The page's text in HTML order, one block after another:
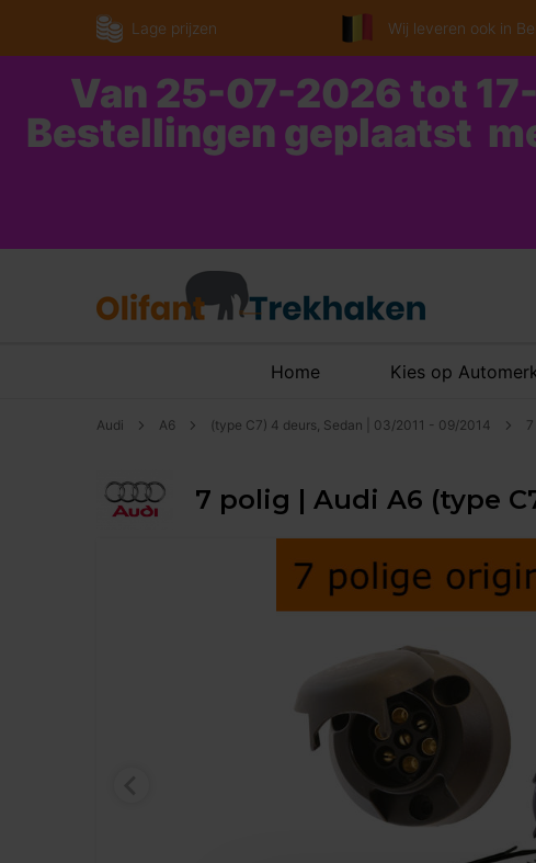
Lage prijzen Wij leveren ook in
Van 25-07-2026 tot
Bestellingen geplaatst
Home Kies op
Audi A6 (type C7) 4 deurs, Sedan | 03/2011 - 09/2014
7 polig | Audi A6 (type